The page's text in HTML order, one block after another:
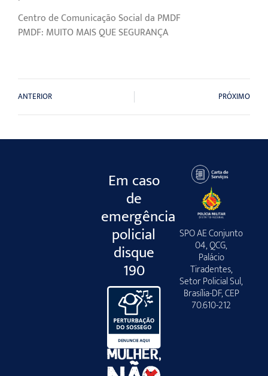
Centro de Comunicação Social da PMDF
PMDF: MUITO MAIS QUE SEGURANÇA
ANTERIOR PRÓXIMO
Em caso
de
emergência
policial
disque
190
SPO AE Conjunto
04, QCG,
Palácio
Tiradentes,
Setor Policial Sul,
Brasília-DF, CEP
70.610-212